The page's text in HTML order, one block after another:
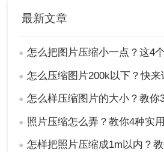
最新文章
● 怎么把图片压缩小一点？这4个方法
● 怎么压缩图片200k以下？快来试
● 怎么样压缩图片的大小？教你
● 照片压缩怎么弄？教你4种实
● 怎样把照片压缩成1m以内？教你四